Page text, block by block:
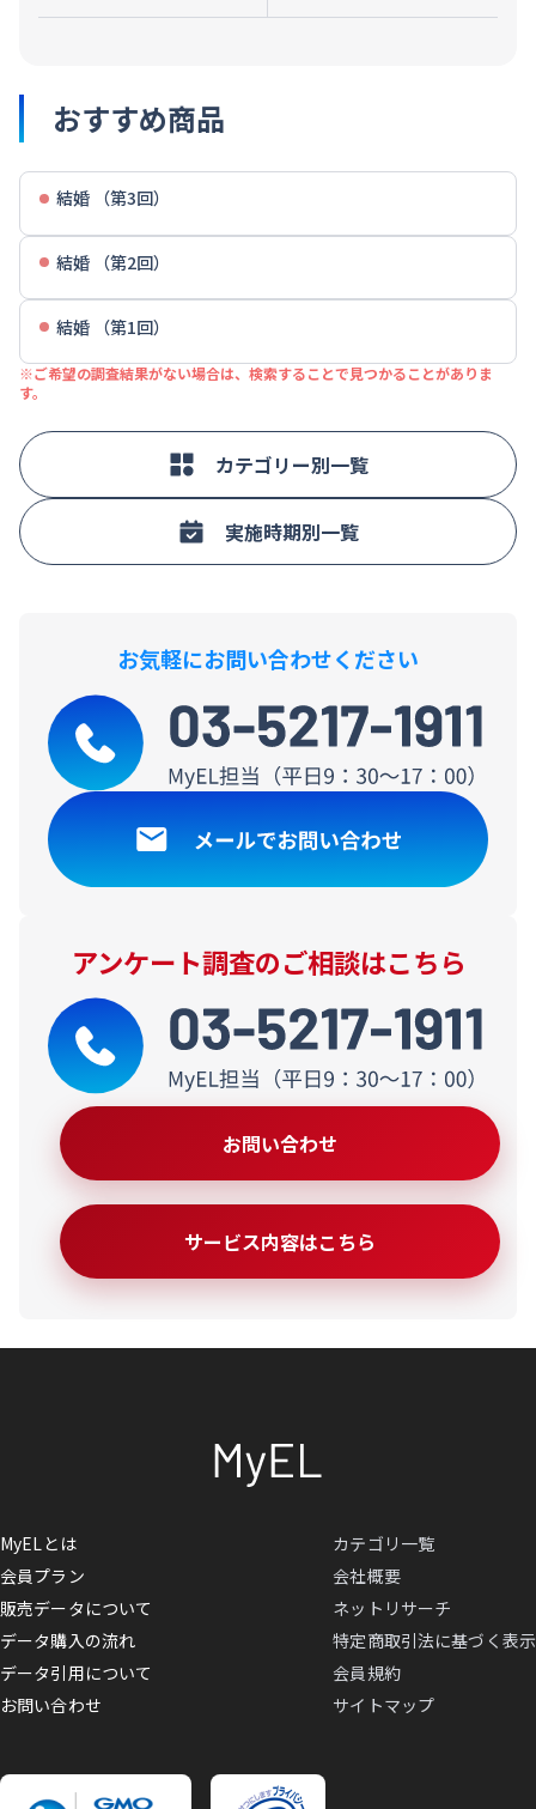
おすすめ商品
結婚 （第3回）
結婚 （第2回）
結婚 （第1回）
※ご希望の調査結果がない場合は、検索することで見つかることがありま
す。
カテゴリー別一覧
実施時期別一覧
お気軽にお問い合わせください
アンケート調査のご相談はこちら
お問い合わせ
サービス内容はこちら
MyELとは
会員プラン
販売データについて
データ購入の流れ
データ引用について
お問い合わせ
カテゴリ一覧
会社概要
ネットリサーチ
特定商取引法に基づく表示
会員規約
サイトマップ